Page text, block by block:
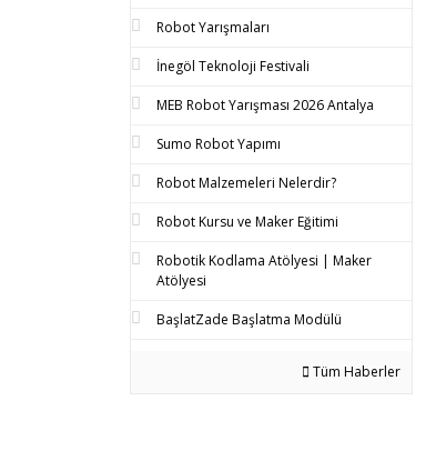
Robot Yarışmaları
İnegöl Teknoloji Festivali
MEB Robot Yarışması 2026 Antalya
Sumo Robot Yapımı
Robot Malzemeleri Nelerdir?
Robot Kursu ve Maker Eğitimi
Robotik Kodlama Atölyesi | Maker
Atölyesi
BaşlatZade Başlatma Modülü
Tüm Haberler